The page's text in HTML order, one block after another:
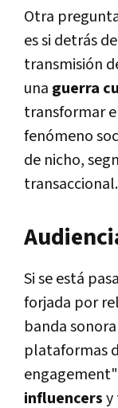
Otra
es si detrás
transmisión
una guerra
transformar
fenómeno
de nicho,
transaccional.
Si se está
forjada por
banda
plataformas
influencersy